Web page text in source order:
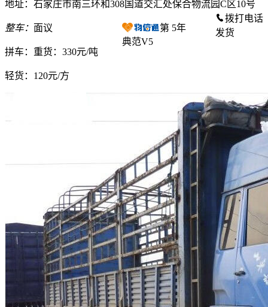
地址：石家庄市南三环和308国道交汇处保合物流园C区10号
整车： 面议
拼车： 重货：330元/吨
轻货： 120元/方
第 5年
典范V5
拨打电话
发货